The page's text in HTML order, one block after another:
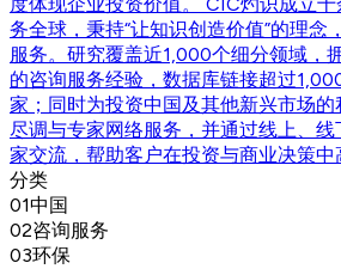
务全球，秉持“让知识创造价值”的理念
服务。研究覆盖近1,000个细分领域，
的咨询服务经验，数据库链接超过
家；同时为投资中国及其他新兴市场
尽调与专家网络服务，并通过线上、
家交流，帮助客户在投资与商业决策中
分类
01中国
02咨询服务
03环保